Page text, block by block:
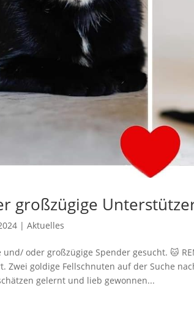
großzügige
|Aktuelles
oder großzügige Spender gesucht. 🐱
Zwei goldige Fellschnuten auf der Suche
gelernt und lieb gewonnen...